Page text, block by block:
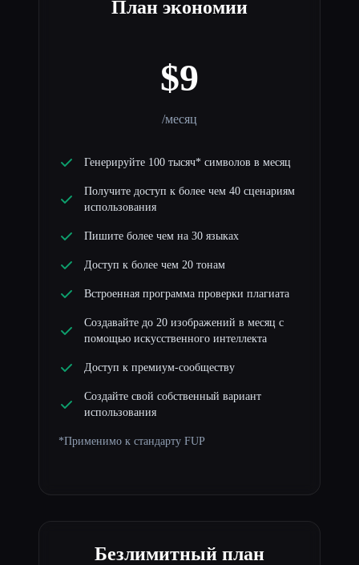
План экономии
$9
/месяц
Генерируйте 100 тысяч* символов в месяц
Получите доступ к более чем 40 сценариям
использования
Пишите более чем на 30 языках
Доступ к более чем 20 тонам
Встроенная программа проверки плагиата
Создавайте до 20 изображений в месяц с
помощью искусственного интеллекта
Доступ к премиум-сообществу
Создайте свой собственный вариант
использования
*Применимо к стандарту FUP
Безлимитный план